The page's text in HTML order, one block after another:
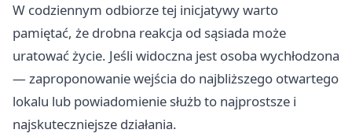
W codziennym odbiorze tej inicjatywy warto
pamiętać, że drobna reakcja od sąsiada może
uratować życie. Jeśli widoczna jest osoba wychłodzona
— zaproponowanie wejścia do najbliższego otwartego
lokalu lub powiadomienie służb to najprostsze i
najskuteczniejsze działania.